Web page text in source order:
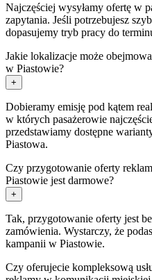
Najczęściej wysyłamy ofertę w
zapytania. Jeśli potrzebujesz
dopasujemy tryb pracy do
Jakie lokalizacje może
w Piastowie?
+
Dobieramy emisję pod kątem
w których pasażerowie
przedstawiamy dostępne
Piastowa.
Czy przygotowanie oferty
Piastowie jest darmowe?
+
Tak, przygotowanie oferty jest
zamówienia. Wystarczy, że
kampanii w Piastowie.
Czy oferujecie kompleksową